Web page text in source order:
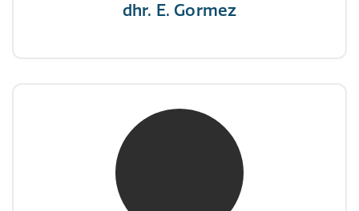
dhr. E. Gormez
mw. mr. H.A. de Jongh
NIVRE Register-Expert
"There is no elevator to succes, you need to